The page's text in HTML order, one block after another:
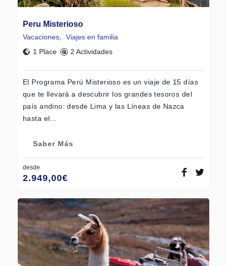
Peru Misterioso
Vacaciones
Viajes en familia
1 Place
2 Actividades
El Programa Perú Misterioso es un viaje de 15 días
que te llevará a descubrir los grandes tesoros del
país andino: desde Lima y las Líneas de Nazca
hasta el…
Saber Más
desde
2.949,00€